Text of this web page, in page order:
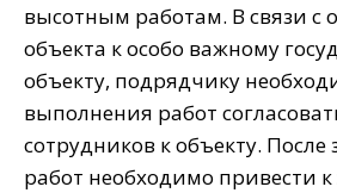
высотным работам. В связи с
объекта к особо важному
объекту, подрядчику
выполнения работ
сотрудников к объекту.
работ необходимо привести к